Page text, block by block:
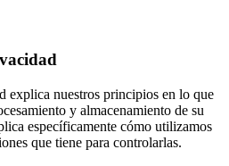
explica nuestros principios en lo que
y almacenamiento de su
específicamente cómo utilizamos
que tiene para controlarlas.